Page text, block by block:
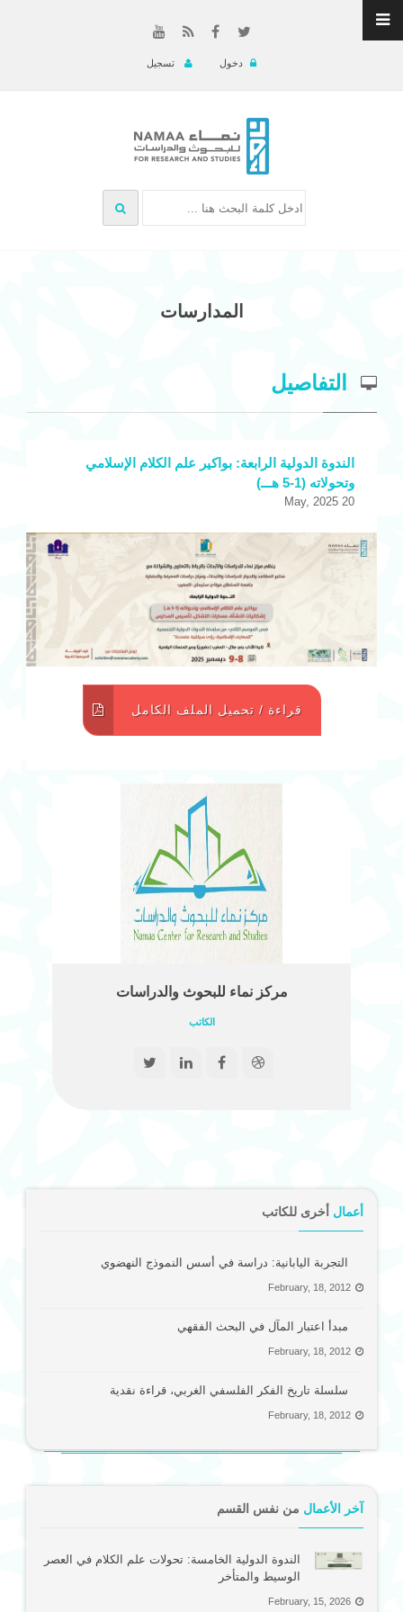
دخول تسجيل
المدارسات
التفاصيل
الندوة الدولية الرابعة: بواكير علم الكلام الإسلامي
وتحولاته (1-5 هـــ)
20 May, 2025
قراءة / تحميل الملف الكامل
مركز نماء للبحوث والدراسات
الكاتب
أعمال أخرى للكاتب
التجربة اليابانية: دراسة في أسس النموذج النهضوي
February, 18, 2012
مبدأ اعتبار المآل في البحث الفقهي
February, 18, 2012
سلسلة تاريخ الفكر الفلسفي الغربي، قراءة نقدية
February, 18, 2012
آخر الأعمال من نفس القسم
الندوة الدولية الخامسة: تحولات علم الكلام في العصر
الوسيط والمتأخر
February, 15, 2026